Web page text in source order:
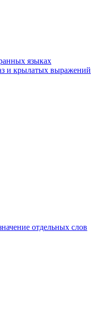
языках
и крылатых выражений
отдельных слов